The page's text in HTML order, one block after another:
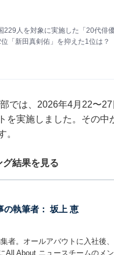
229人を対象に実施した「20代俳
「新田真剣佑」を抑えた1位は？
では、2026年4月22〜
を実施しました。その
。
グ結果を見る
の執筆者： 坂上 恵
者。オールアバウトに入社後
All About ニュースチームのメ